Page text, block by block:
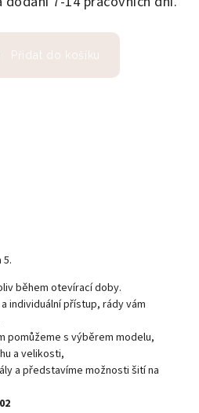
Přidat do košíku
5.
během otevírací doby.
individuální přístup, rády vám
pomůžeme s výběrem modelu,
a velikosti,
a představíme možnosti šití na